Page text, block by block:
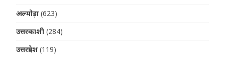
अल्मोड़ा (623)
उत्तरकाशी (284)
उत्तरप्रदेश (119)